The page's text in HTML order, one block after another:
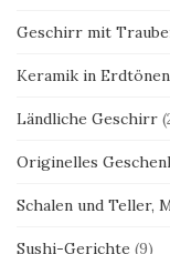
Geschirr mit
Keramik in Erdtönen
Ländliche Geschirr
Originelles
Schalen und Teller,
Sushi-Gerichte (9)